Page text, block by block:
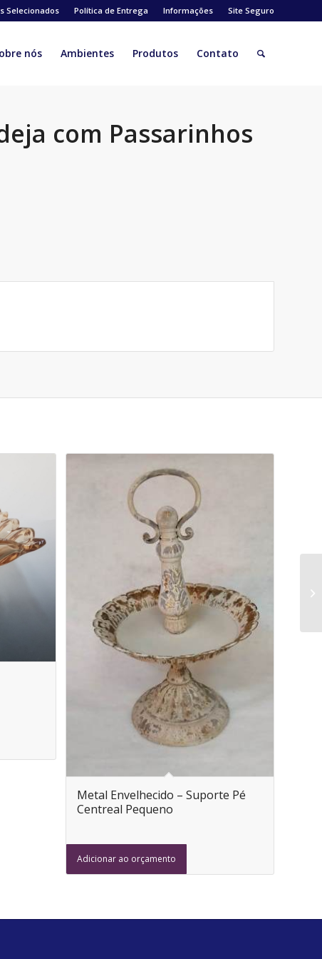
Selecionados Política de Entrega Informações Site Seguro
nós Ambientes Produtos Contato
com Passarinhos
Metal Envelhecido – Suporte Pé
Centreal Pequeno
Adicionar ao orçamento